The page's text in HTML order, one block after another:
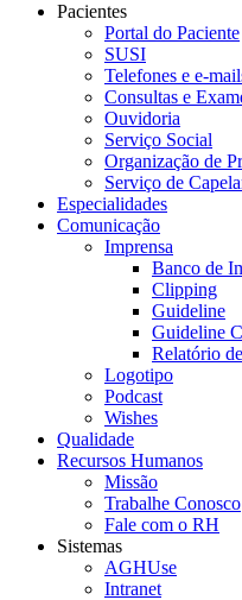
Pacientes
Portal do Paciente
SUSI
Telefones e e-
Consultas e
Ouvidoria
Serviço Social
Organização de
Serviço de
Especialidades
Comunicação
Imprensa
Banco de
Clipping
Guideline
Guideline
Relatório
Logotipo
Podcast
Wishes
Qualidade
Recursos Humanos
Missão
Trabalhe Conosco
Fale com o RH
Sistemas
AGHUse
Intranet